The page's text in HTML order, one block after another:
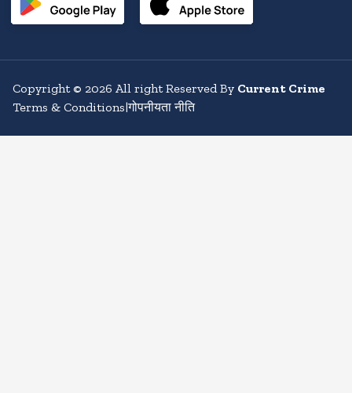
Copyright© 2026 All right Reserved By Current Crime
Terms & Conditions|गोपनीयता नीति